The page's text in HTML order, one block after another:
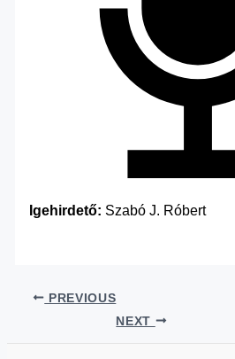
Igehirdető: Szabó J. Róbert
PREVIOUS
NEXT